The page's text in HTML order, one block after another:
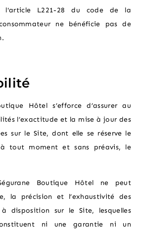
l'article L221-28 du code de la
ne bénéficie pas de
Hôtel s’efforce d’assurer au
l’exactitude et la mise à jour des
sur le Site, dont elle se réserve le
tout moment et sans préavis, le
Boutique Hôtel ne peut
la précision et l’exhaustivité des
disposition sur le Site, lesquelles
ni une garantie ni un